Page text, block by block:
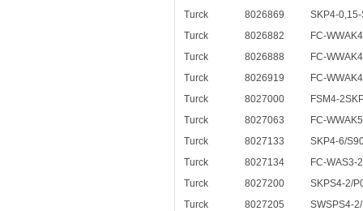
Turck
8026869
SKP4-
Turck
8026882
FC-
Turck
8026888
FC-
Turck
8026919
FC-
Turck
8027000
FSM4-
Turck
8027063
FC-
Turck
8027133
SKP4-6/
Turck
8027134
FC-WAS3-
Turck
8027200
SKPS4-2/
Turck
8027205
SWSPS4-